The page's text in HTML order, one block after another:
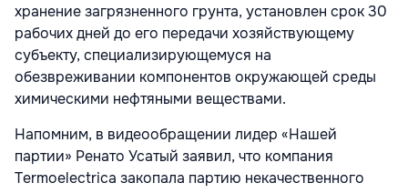
хранение загрязненного грунта, установлен срок 30
рабочих дней до его передачи хозяйствующему
субъекту, специализирующемуся на
обезвреживании компонентов окружающей среды
химическими нефтяными веществами.
Напомним, в видеообращении лидер «Нашей
партии» Ренато Усатый заявил, что компания
Termoelectrica закопала партию некачественного